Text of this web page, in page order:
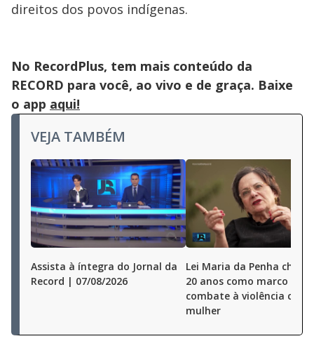
direitos dos povos indígenas.
No RecordPlus, tem mais conteúdo da
RECORD para você, ao vivo e de graça. Baixe
o app aqui!
VEJA TAMBÉM
Assista à íntegra do Jornal da
Record | 07/08/2026
Lei Maria da Penha chega
20 anos como marco no
combate à violência
mulher